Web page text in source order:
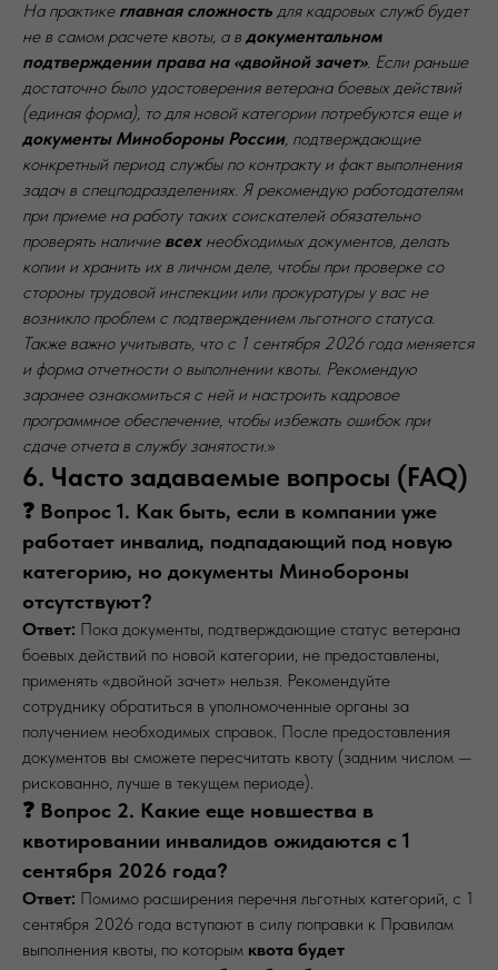
На практике главная сложность для кадровых служб будет
не в самом расчете квоты, а в документальном
подтверждении права на «двойной зачет». Если раньше
достаточно было удостоверения ветерана боевых действий
(единая форма), то для новой категории потребуются еще и
документы Минобороны России, подтверждающие
конкретный период службы по контракту и факт выполнения
задач в спецподразделениях. Я рекомендую работодателям
при приеме на работу таких соискателей обязательно
проверять наличие всехнеобходимых документов, делать
копии и хранить их в личном деле, чтобы при проверке со
стороны трудовой инспекции или прокуратуры у вас не
возникло проблем с подтверждением льготного статуса.
Также важно учитывать, что с 1 сентября 2026 года меняется
и форма отчетности о выполнении квоты. Рекомендую
заранее ознакомиться с ней и настроить кадровое
программное обеспечение, чтобы избежать ошибок при
сдаче отчета в службу занятости.»
6. Часто задаваемые вопросы (FAQ)
❓ Вопрос 1. Как быть, если в компании уже
работает инвалид, подпадающий под новую
категорию, но документы Минобороны
отсутствуют?
Ответ: Пока документы, подтверждающие статус ветерана
боевых действий по новой категории, не предоставлены,
применять «двойной зачет» нельзя. Рекомендуйте
сотруднику обратиться в уполномоченные органы за
получением необходимых справок. После предоставления
документов вы сможете пересчитать квоту (задним числом —
рискованно, лучше в текущем периоде).
❓ Вопрос 2. Какие еще новшества в
квотировании инвалидов ожидаются с 1
сентября 2026 года?
Ответ: Помимо расширения перечня льготных категорий, с 1
сентября 2026 года вступают в силу поправки к Правилам
выполнения квоты, по которым квота будет